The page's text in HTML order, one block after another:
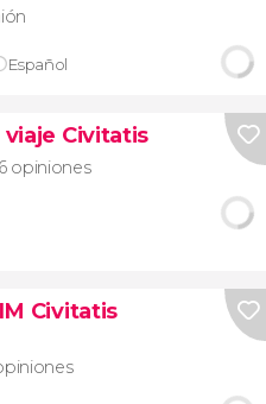
Español
Civitatis
opiniones
Civitatis